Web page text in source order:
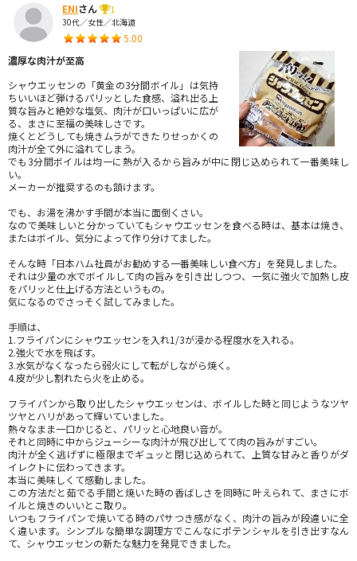
ENIさん
1
30代／女性／北海道
5.00
濃厚な肉汁が至高
シャウエッセンの「黄金の3分間ボイル」は気持
ちいいほど弾けるパリッとした食感、溢れ出る上
質な旨みと絶妙な塩気、肉汁が口いっぱいに広が
る、まさに至福の美味しさです。
焼くとどうしても焼きムラができたりせっかくの
肉汁が全て外に溢れてしまう。
でも3分間ボイルは均一に熱が入るから旨みが中に閉じ込められて一番美味し
い。
メーカーが推奨するのも頷けます。
でも、お湯を沸かす手間が本当に面倒くさい。
なので美味しいと分かっていてもシャウエッセンを食べる時は、基本は焼き、
またはボイル、気分によって作り分けてました。
そんな時「日本ハム社員がお勧めする一番美味しい食べ方」を発見しました。
それは少量の水でボイルして肉の旨みを引き出しつつ、一気に強火で加熱し皮
をパリッと仕上げる方法というもの。
気になるのでさっそく試してみました。
手順は、
1.フライパンにシャウエッセンを入れ1/3が浸かる程度水を入れる。
2.強火で水を飛ばす。
3.水気がなくなったら弱火にして転がしながら焼く。
4.皮が少し割れたら火を止める。
フライパンから取り出したシャウエッセンは、ボイルした時と同じようなツヤ
ツヤとハリがあって輝いていました。
熱々なまま一口かじると、パリッと心地良い音が。
それと同時に中からジューシーな肉汁が飛び出してて肉の旨みがすごい。
肉汁が全く逃げずに極限までギュッと閉じ込められて、上質な甘みと香りがダ
イレクトに伝わってきます。
本当に美味しくて感動しました。
この方法だと茹でる手間と焼いた時の香ばしさを同時に叶えられて、まさにボ
イルと焼きのいいとこ取り。
いつもフライパンで焼いてる時のパサつき感がなく、肉汁の旨みが段違いに全
く違います。シンプルな簡単な調理方でこんなにポテンシャルを引き出すなん
て、シャウエッセンの新たな魅力を発見できました。